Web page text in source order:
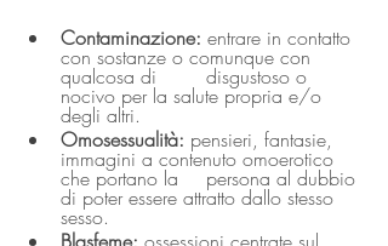
Contaminazione: entrare in contatto
con sostanze o comunque con
qualcosa di 	disgustoso o
nocivo per la salute propria e/o
degli altri.
Omosessualità: pensieri, fantasie,
immagini a contenuto omoerotico
che portano la 	persona al dubbio
di poter essere attratto dallo stesso
sesso.